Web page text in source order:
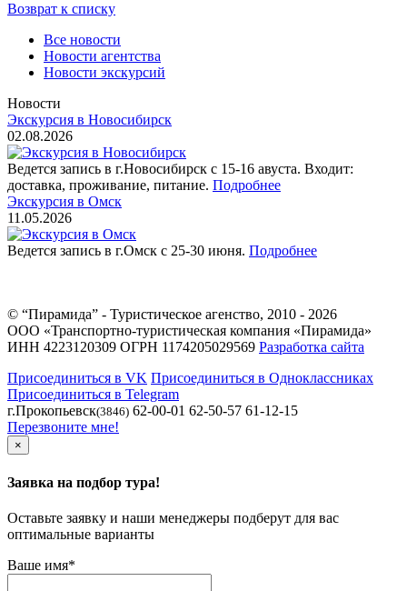
Возврат к списку
Все новости
Новости агентства
Новости экскурсий
Новости
Экскурсия в Новосибирск
02.08.2026
Ведется запись в г.Новосибирск с 15-16 авуста. Входит:
доставка, проживание, питание. Подробнее
Экскурсия в Омск
11.05.2026
Ведется запись в г.Омск с 25-30 июня. Подробнее
© “Пирамида” - Туристическое агенство, 2010 - 2026
ООО «Транспортно-туристическая компания «Пирамида»
ИНН 4223120309 ОГРН 1174205029569 Разработка сайта
Присоединиться в VK Присоединиться в Одноклассниках
Присоединиться в Telegram
г.Прокопьевск(3846) 62-00-01 62-50-57 61-12-15
Перезвоните мне!
×
Заявка на подбор тура!
Оставьте заявку и наши менеджеры подберут для вас
оптимальные варианты
Ваше имя*